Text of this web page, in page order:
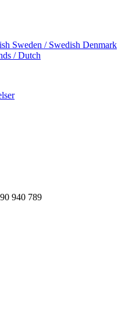
Sweden / Swedish Denmark
/ Dutch
940 789